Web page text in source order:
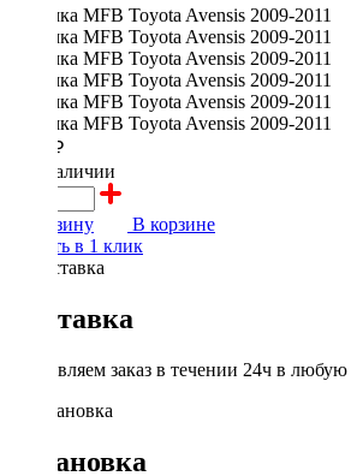
2000 ₽
в наличии
В корзину
В корзине
Купить в 1 клик
Доставка
Доставляем заказ в течении 24ч в
Установка